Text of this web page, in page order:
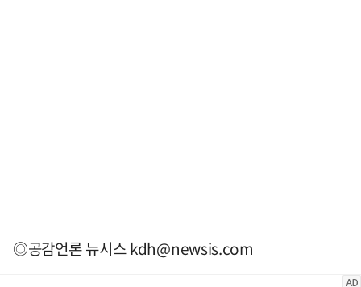
◎공감언론 뉴시스kdh@newsis.com